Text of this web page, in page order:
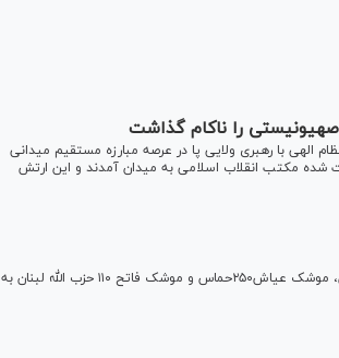
را ناکام گذاشت
الهی با رهبری ولایی پا در عرصه مبارزه مستقیم میدانی
شده مکتب انقلاب اسلامی به میدان آمدند و این ارتش
نمایشگاه موشک‌های محور مقاومت از جمله موشک قاسم جهاد اسلامی فلسطین، موشک عیاش۲۵۰حماس و موشک فاتح ۱۱۰ حزب الله لبنان به